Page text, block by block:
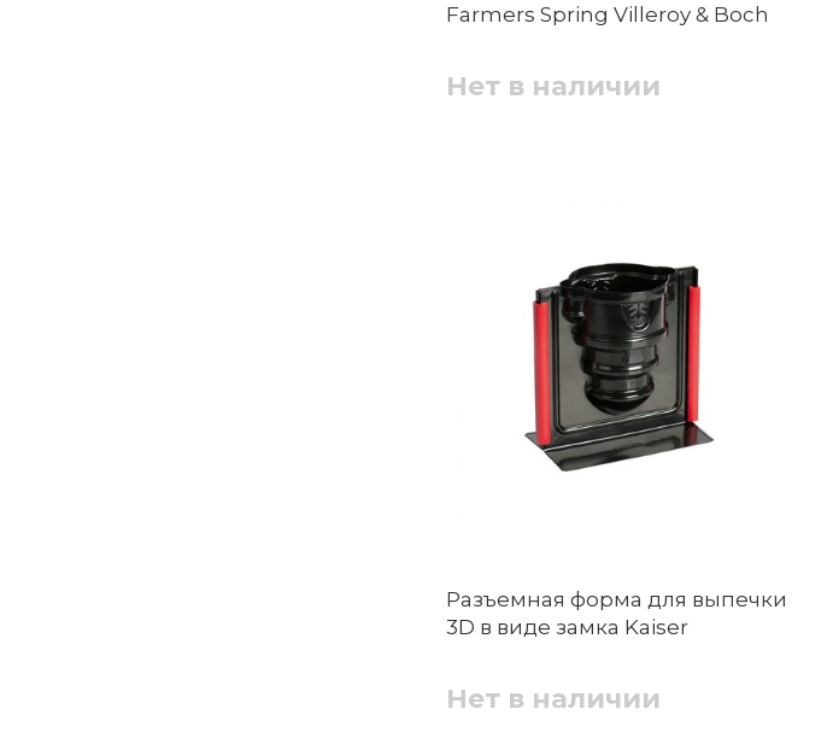
Farmers Spring Villeroy & Boch
Нет в наличии
Разъемная форма для выпечки
3D в виде замка Kaiser
Нет в наличии